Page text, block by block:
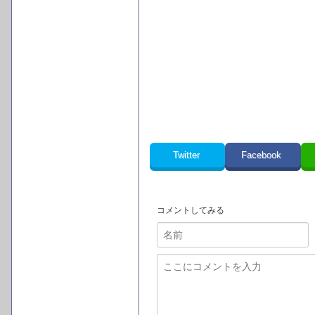
Twitter Facebook
コメントしてみる